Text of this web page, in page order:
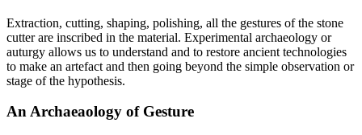
Extraction, cutting, shaping, polishing, all the gestures of the stone
cutter are inscribed in the material. Experimental archaeology or
auturgy allows us to understand and to restore ancient technologies
to make an artefact and then going beyond the simple observation or
stage of the hypothesis.
An Archaeaology of Gesture